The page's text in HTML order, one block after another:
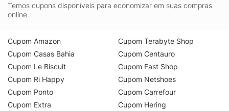
Temos cupons disponíveis para economizar em suas compras
online.
Cupom Amazon
Cupom Casas Bahia
Cupom Le Biscuit
Cupom Ri Happy
Cupom Ponto
Cupom Extra
Cupom Terabyte Shop
Cupom Centauro
Cupom Fast Shop
Cupom Netshoes
Cupom Carrefour
Cupom Hering